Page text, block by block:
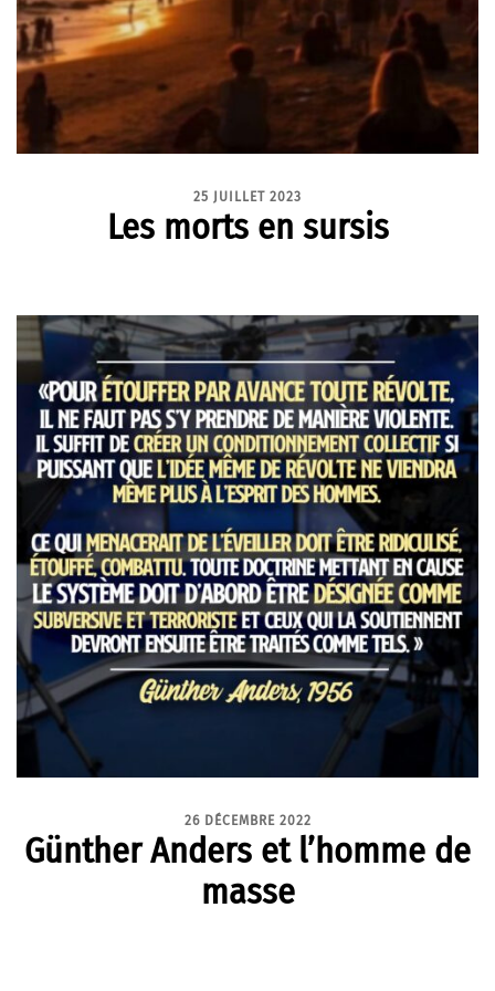
25 JUILLET 2023
Les morts en sursis
26 DÉCEMBRE 2022
Günther Anders et l’homme de
masse